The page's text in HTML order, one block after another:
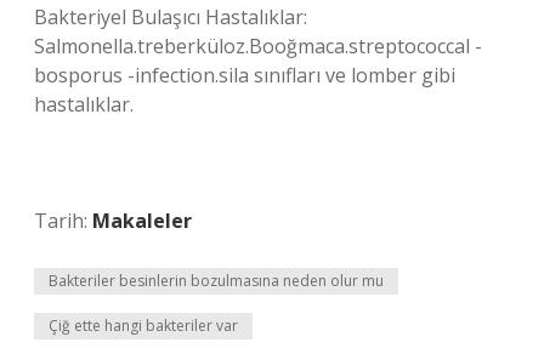
Bakteriyel Bulaşıcı Hastalıklar:
Salmonella.treberküloz.Booğmaca.streptococcal -
bosporus -infection.sila sınıfları ve lomber gibi
hastalıklar.
Tarih: Makaleler
Bakteriler besinlerin bozulmasına neden olur mu
Çiğ ette hangi bakteriler var